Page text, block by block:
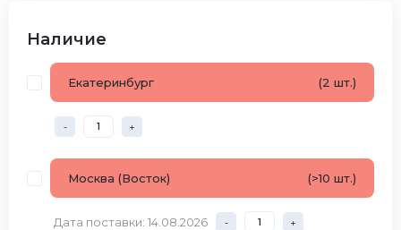
Наличие
Екатеринбург (2 шт.)
- +
Москва (Восток) (>10 шт.)
Дата поставки: 14.08.2026 - +